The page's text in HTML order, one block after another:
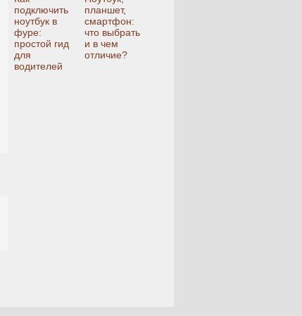
подключить
ноутбук в
фуре:
простой гид
для
водителей
планшет,
смартфон:
что выбрать
и в чем
отличие?